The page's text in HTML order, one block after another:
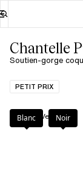
Chantelle
Soutien-gorge
PETIT PRIX
Couleur Vert Nil
Blanc Noir